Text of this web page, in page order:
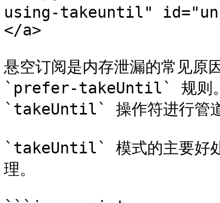
using-takeuntil"
</a>
悬空订阅是内存泄漏的常见原
`prefer-takeUntil` 规则。
`takeUntil` 操作符进行管
`takeUntil` 模式的主要好处
理。